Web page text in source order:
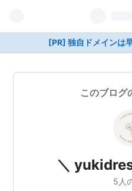
[PR] 独自ドメインは
このブログ
＼
5人